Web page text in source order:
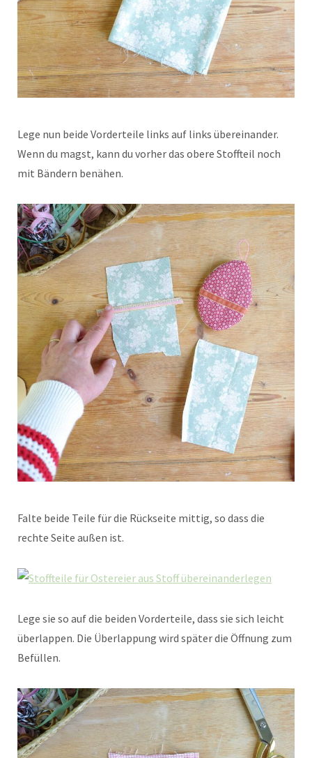
Lege nun beide Vorderteile links auf links übereinander.
Wenn du magst, kann du vorher das obere Stoffteil noch
mit Bändern benähen.
Falte beide Teile für die Rückseite mittig, so dass die
rechte Seite außen ist.
Lege sie so auf die beiden Vorderteile, dass sie sich leicht
überlappen. Die Überlappung wird später die Öffnung zum
Befüllen.